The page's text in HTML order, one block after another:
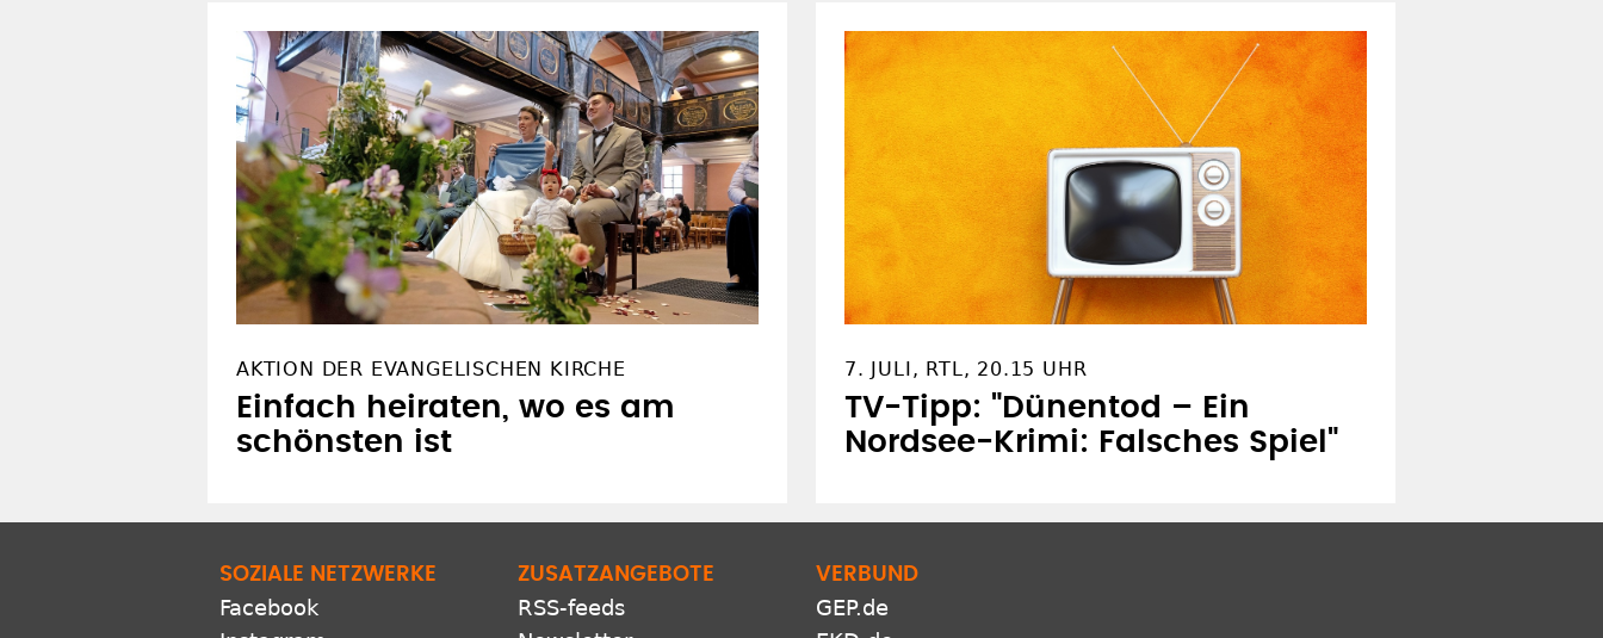
AKTION DER EVANGELISCHEN KIRCHE
Einfach heiraten, wo es am
schönsten ist
7. JULI, RTL, 20.15 UHR
TV-Tipp: "Dünentod – Ein
Nordsee-Krimi: Falsches Spiel"
SOZIALE NETZWERKE
Facebook
ZUSATZANGEBOTE
RSS-feeds
VERBUND
GEP.de